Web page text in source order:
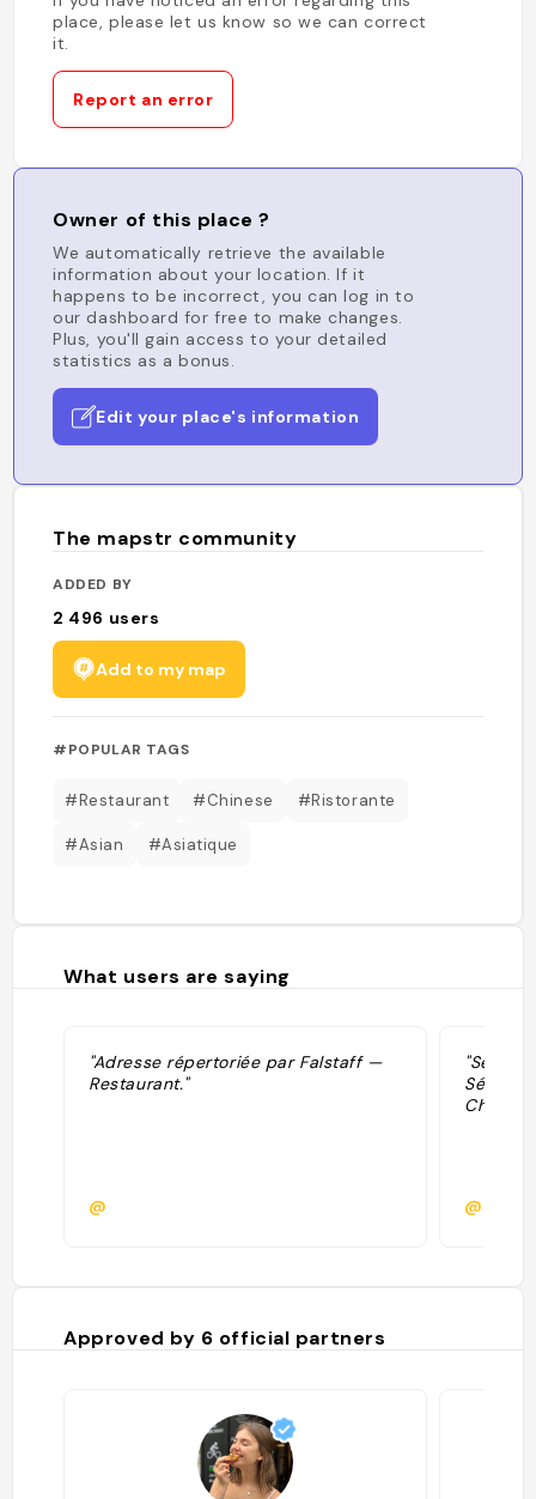
place, please let us know so we can correct
it.
Report an error
Owner of this place ?
We automatically retrieve the available
information about your location. If it
happens to be incorrect, you can log in to
our dashboard for free to make changes.
Plus, you'll gain access to your detailed
statistics as a bonus.
Edit your place's information
The mapstr community
ADDED BY
2 496 users
Add to my map
#POPULAR TAGS
#Restaurant #Chinese #Ristorante
#Asian #Asiatique
What users are saying
"Adresse répertoriée par Falstaff —
Restaurant."
@ @
Approved by 6 official partners